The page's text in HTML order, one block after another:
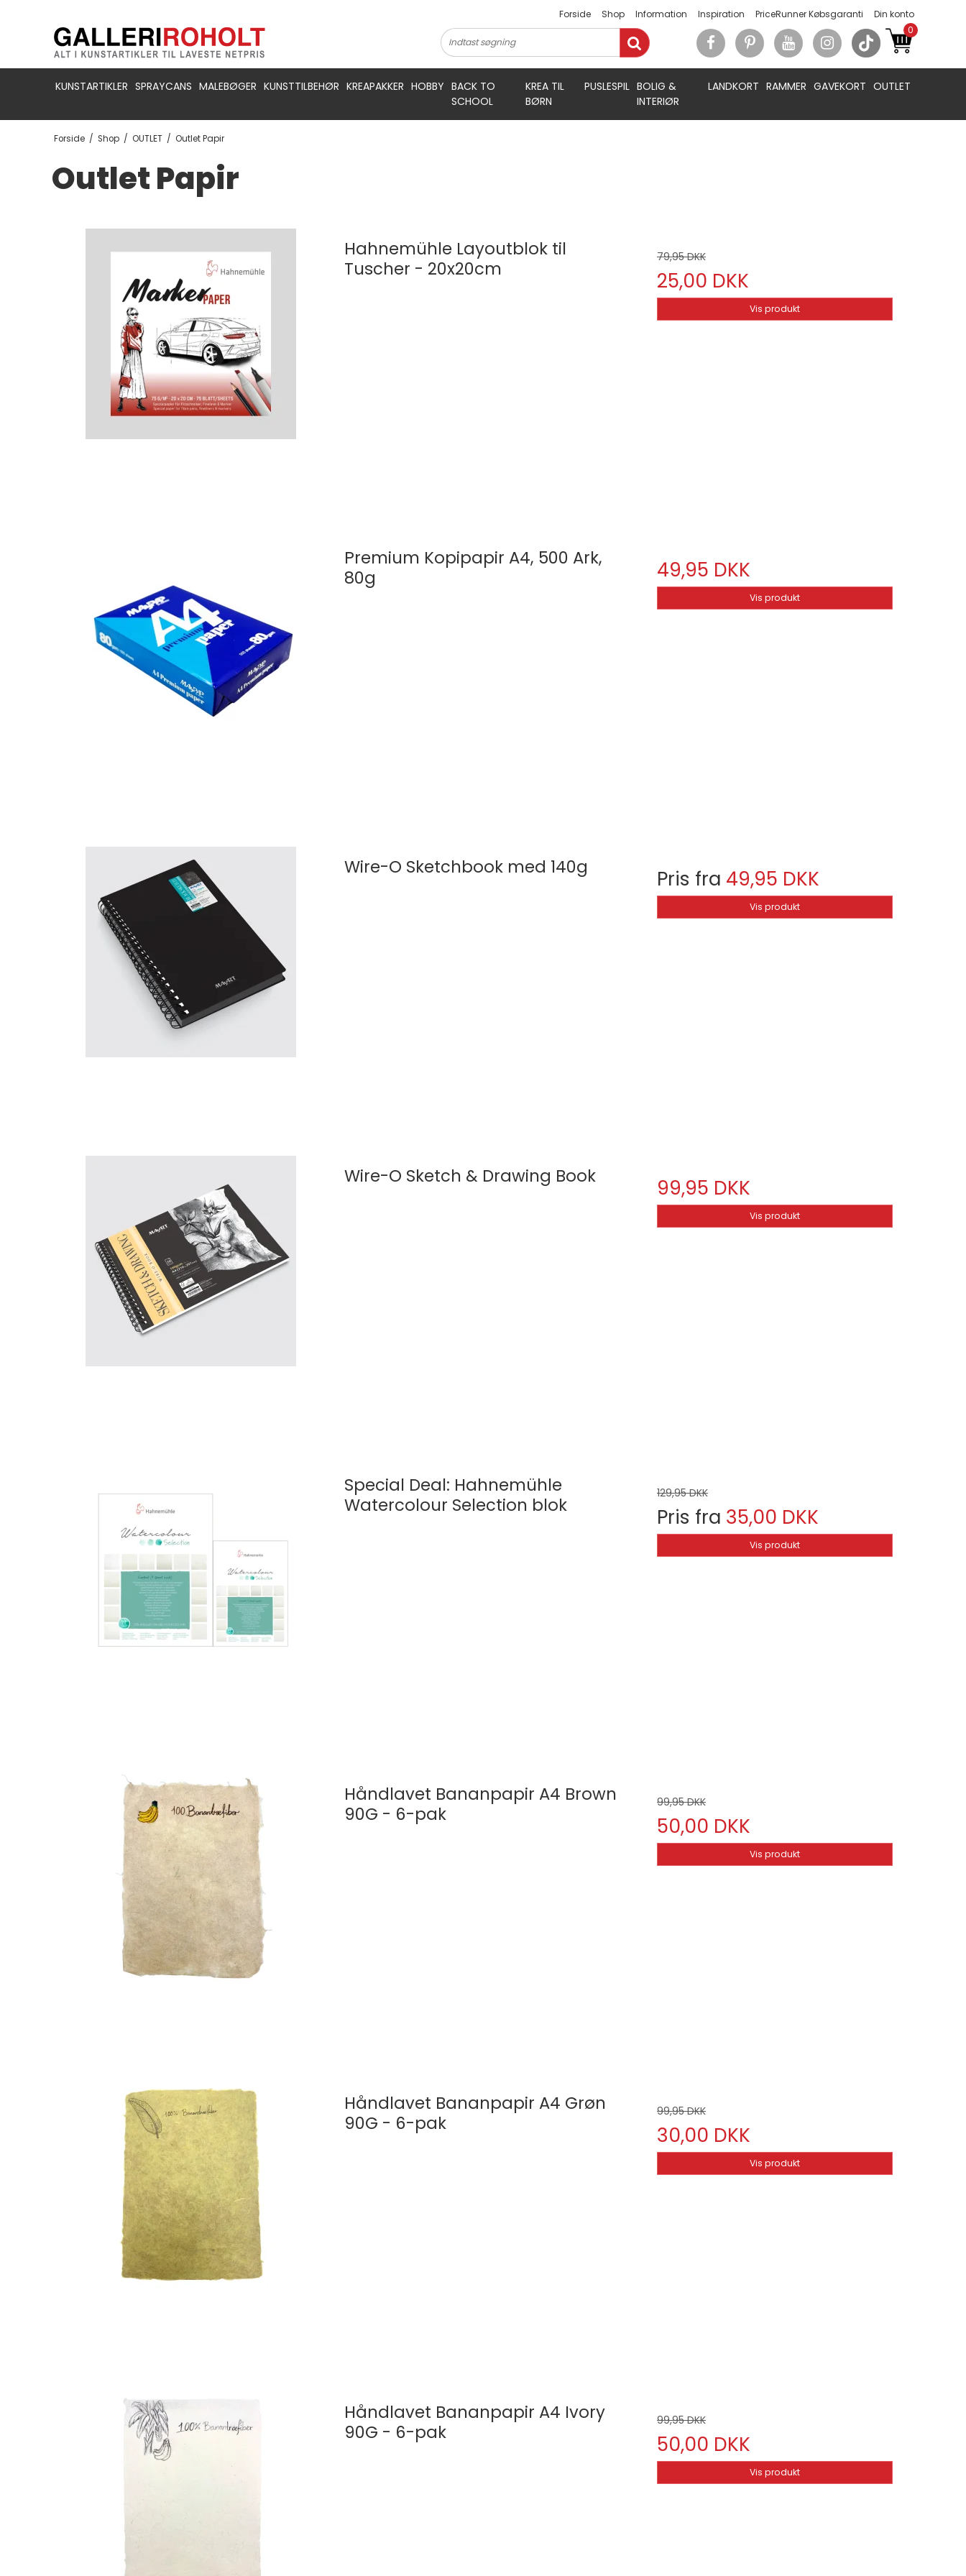
Forside Shop Information Inspiration PriceRunner Købsgaranti
Din konto
0
KUNSTARTIKLER SPRAYCANS MALEBØGER KUNSTTILBEHØR KREAPAKKER HOBBY BACK TO
SCHOOL
KREA TIL
BØRN
PUSLESPIL BOLIG &
INTERIØR
LANDKORT RAMMER GAVEKORT OUTLET
Forside / Shop / OUTLET / Outlet Papir
Outlet Papir
Hahnemühle Layoutblok til
Tuscher - 20x20cm
79,95 DKK
25,00 DKK
Vis produkt
Premium Kopipapir A4, 500 Ark,
80g
49,95 DKK
Vis produkt
Wire-O Sketchbook med 140g Pris fra 49,95 DKK
Vis produkt
Wire-O Sketch & Drawing Book 99,95 DKK
Vis produkt
Special Deal: Hahnemühle
Watercolour Selection blok
129,95 DKK
Pris fra 35,00 DKK
Vis produkt
Håndlavet Bananpapir A4 Brown
90G - 6-pak
99,95 DKK
50,00 DKK
Vis produkt
Håndlavet Bananpapir A4 Grøn
90G - 6-pak
99,95 DKK
30,00 DKK
Vis produkt
Håndlavet Bananpapir A4 Ivory
90G - 6-pak
99,95 DKK
50,00 DKK
Vis produkt